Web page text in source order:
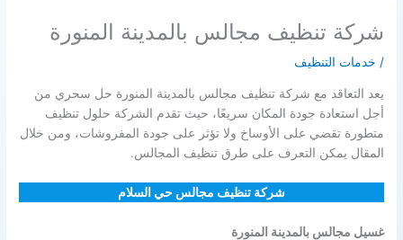
شركة تنظيف مجالس بالمدينة المنورة
/ خدمات التنظيف
يعد التعاقد مع شركة تنظيف مجالس بالمدينة المنورة حل سحري من
أجل استعادة جودة المكان سريعًا، حيث تقدم الشركة حلول تنظيف
متطورة تقضي على الأوساخ ولا تؤثر على جودة المفروشات، ومن خلال
المقال يمكن التعرف على طرق تنظيف المجالس.
شركة تنظيف مجالس حي السلام
غسيل مجالس بالمدينة المنورة